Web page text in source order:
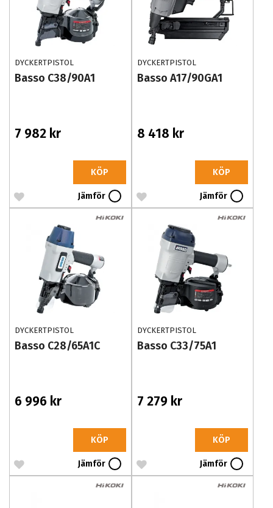
DYCKERTPISTOL
Basso C38/90A1
7 982 kr
KÖP
Jämför
DYCKERTPISTOL
Basso A17/90GA1
8 418 kr
KÖP
Jämför
DYCKERTPISTOL
Basso C28/65A1C
6 996 kr
KÖP
Jämför
DYCKERTPISTOL
Basso C33/75A1
7 279 kr
KÖP
Jämför